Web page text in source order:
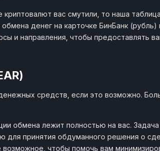
вас смутили, то наша таблица
денег на карточке БинБанк (рубль)
и направления, чтобы предоставлять
средств, если это возможно.
обмена лежит полностью на вас.
принятия обдуманного решения о
чтобы помочь вам